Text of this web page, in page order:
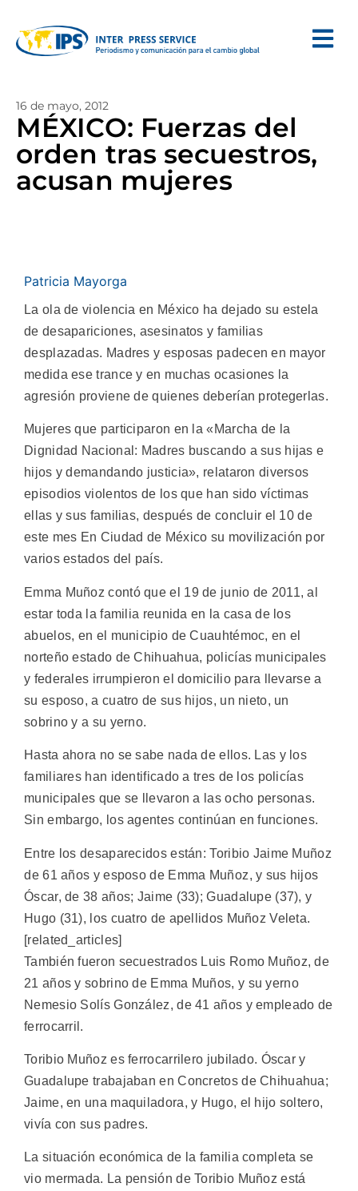
16 de mayo, 2012
MÉXICO: Fuerzas del
orden tras secuestros,
acusan mujeres
Patricia Mayorga
La ola de violencia en México ha dejado su estela
de desapariciones, asesinatos y familias
desplazadas. Madres y esposas padecen en mayor
medida ese trance y en muchas ocasiones la
agresión proviene de quienes deberían protegerlas.
Mujeres que participaron en la «Marcha de la
Dignidad Nacional: Madres buscando a sus hijas e
hijos y demandando justicia», relataron diversos
episodios violentos de los que han sido víctimas
ellas y sus familias, después de concluir el 10 de
este mes En Ciudad de México su movilización por
varios estados del país.
Emma Muñoz contó que el 19 de junio de 2011, al
estar toda la familia reunida en la casa de los
abuelos, en el municipio de Cuauhtémoc, en el
norteño estado de Chihuahua, policías municipales
y federales irrumpieron el domicilio para llevarse a
su esposo, a cuatro de sus hijos, un nieto, un
sobrino y a su yerno.
Hasta ahora no se sabe nada de ellos. Las y los
familiares han identificado a tres de los policías
municipales que se llevaron a las ocho personas.
Sin embargo, los agentes continúan en funciones.
Entre los desaparecidos están: Toribio Jaime Muñoz
de 61 años y esposo de Emma Muñoz, y sus hijos
Óscar, de 38 años; Jaime (33); Guadalupe (37), y
Hugo (31), los cuatro de apellidos Muñoz Veleta.
[related_articles]
También fueron secuestrados Luis Romo Muñoz, de
21 años y sobrino de Emma Muños, y su yerno
Nemesio Solís González, de 41 años y empleado de
ferrocarril.
Toribio Muñoz es ferrocarrilero jubilado. Óscar y
Guadalupe trabajaban en Concretos de Chihuahua;
Jaime, en una maquiladora, y Hugo, el hijo soltero,
vivía con sus padres.
La situación económica de la familia completa se
vio mermada. La pensión de Toribio Muñoz está